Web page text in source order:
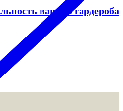
вашего гардероба